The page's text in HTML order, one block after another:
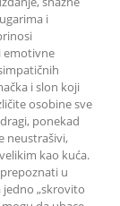
i
emotivne
i slon koji
osobine sve
ponekad
neustrašivi,
kao kuća.
u
jedno „skrovito